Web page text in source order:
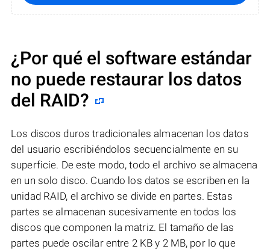
¿Por qué el software estándar
no puede restaurar los datos
del RAID?
Los discos duros tradicionales almacenan los datos
del usuario escribiéndolos secuencialmente en su
superficie. De este modo, todo el archivo se almacena
en un solo disco. Cuando los datos se escriben en la
unidad RAID, el archivo se divide en partes. Estas
partes se almacenan sucesivamente en todos los
discos que componen la matriz. El tamaño de las
partes puede oscilar entre 2 KB y 2 MB, por lo que